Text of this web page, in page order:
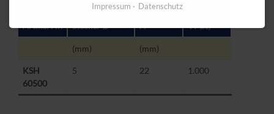
Artikel Nr. Stecker Ø A VPE1)
(mm) (mm)
KSH
60500
5 22 1.000
Impressum Datenschutz